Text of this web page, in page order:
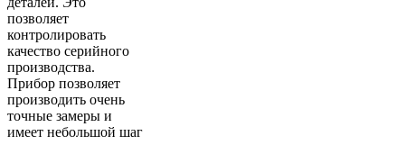
позволяет
контролировать
качество серийного
производства.
Прибор позволяет
производить очень
точные замеры и
имеет небольшой шаг